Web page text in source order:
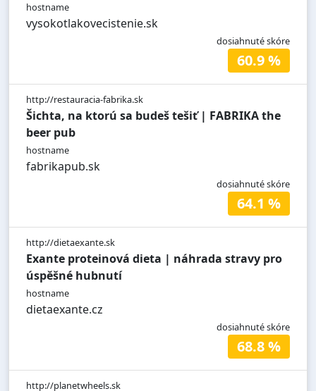
hostname
vysokotlakovecistenie.sk
dosiahnuté skóre
60.9 %
http://restauracia-fabrika.sk
Šichta, na ktorú sa budeš tešiť | FABRIKA the
beer pub
hostname
fabrikapub.sk
dosiahnuté skóre
64.1 %
http://dietaexante.sk
Exante proteinová dieta | náhrada stravy pro
úspěšné hubnutí
hostname
dietaexante.cz
dosiahnuté skóre
68.8 %
http://planetwheels.sk